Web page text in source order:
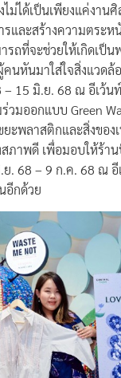
ม่ได้เป็นเพียงแค่งาน
รและสร้างความตระ
ถที่จะช่วยให้เกิดเป็น
นหันมาใส่ใจสิ่งแวดล้
15 มิ.ย. 68 ณ อีเว้น
วมออกแบบ Green
ะพลาสติกและสิ่งของ
ภาพดี เพื่อมอบให้ร้า
. 68 – 9 ก.ค. 68 ณ อี
อีกด้วย